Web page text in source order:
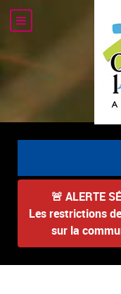
🚨 ALERTE
Les restrictions
sur la